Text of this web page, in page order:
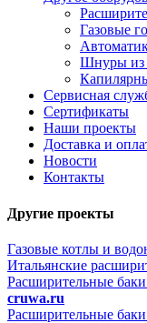
Газовые
Шнуры из
Сервисная
Сертификаты
Наши проекты
Доставка и
Новости
Контакты
Другие проекты
Газовые котлы и
Итальянские
Расширительные
cruwa.ru
Расширительные